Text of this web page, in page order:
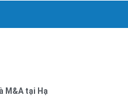
M&A tại Hạ